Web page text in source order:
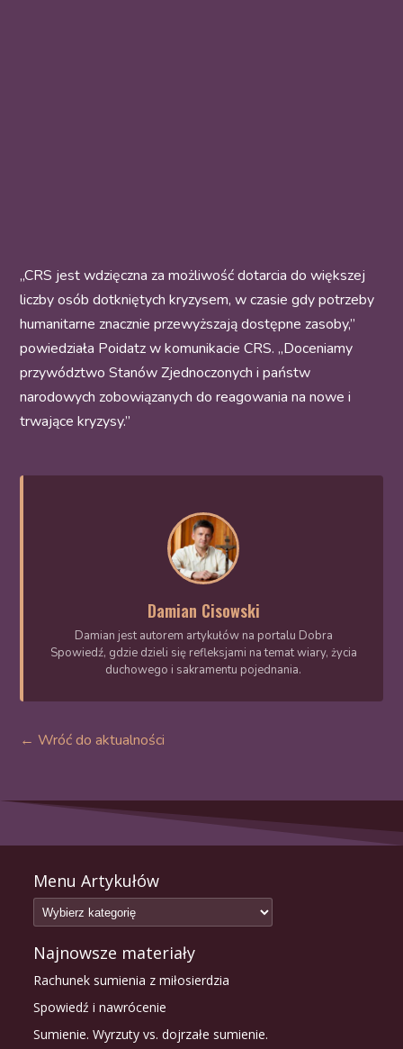
„CRS jest wdzięczna za możliwość dotarcia do większej
liczby osób dotkniętych kryzysem, w czasie gdy potrzeby
humanitarne znacznie przewyższają dostępne zasoby,”
powiedziała Poidatz w komunikacie CRS. „Doceniamy
przywództwo Stanów Zjednoczonych i państw
narodowych zobowiązanych do reagowania na nowe i
trwające kryzysy.”
Damian Cisowski
Damian jest autorem artykułów na portalu Dobra
Spowiedź, gdzie dzieli się refleksjami na temat wiary, życia
duchowego i sakramentu pojednania.
← Wróć do aktualności
Menu Artykułów
Najnowsze materiały
Rachunek sumienia z miłosierdzia
Spowiedź i nawrócenie
Sumienie. Wyrzuty vs. dojrzałe sumienie.